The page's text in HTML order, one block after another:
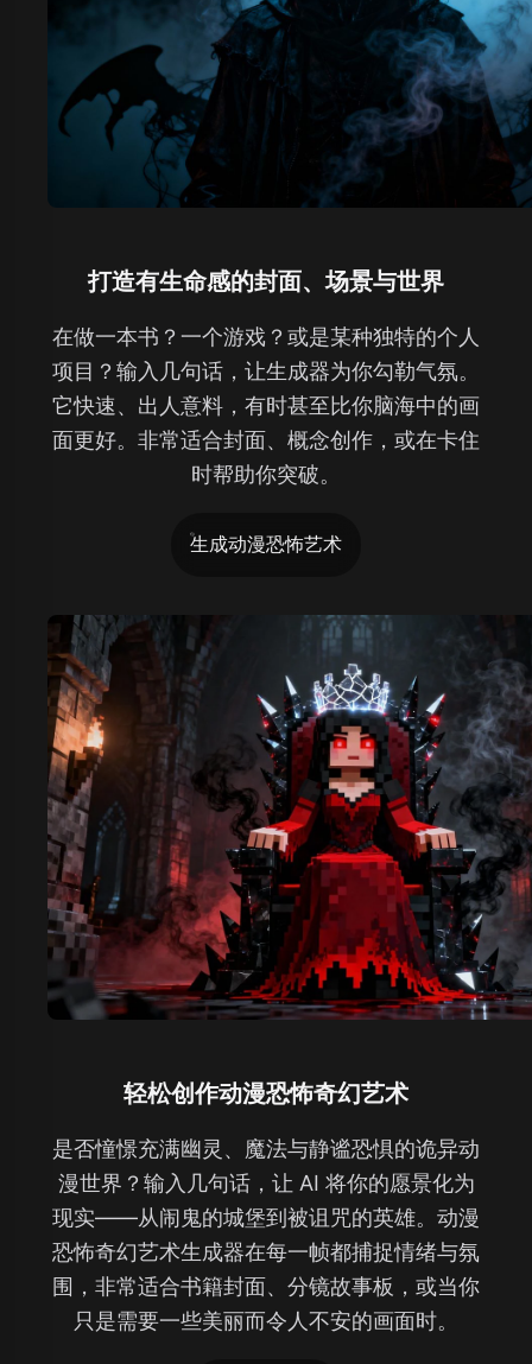
打造有生命感的封面、场景与世界
在做一本书？一个游戏？或是某种独特的个人
项目？输入几句话，让生成器为你勾勒气氛。
它快速、出人意料，有时甚至比你脑海中的画
面更好。非常适合封面、概念创作，或在卡住
时帮助你突破。
生成动漫恐怖艺术
轻松创作动漫恐怖奇幻艺术
是否憧憬充满幽灵、魔法与静谧恐惧的诡异动
漫世界？输入几句话，让 AI 将你的愿景化为
现实——从闹鬼的城堡到被诅咒的英雄。动漫
恐怖奇幻艺术生成器在每一帧都捕捉情绪与氛
围，非常适合书籍封面、分镜故事板，或当你
只是需要一些美丽而令人不安的画面时。